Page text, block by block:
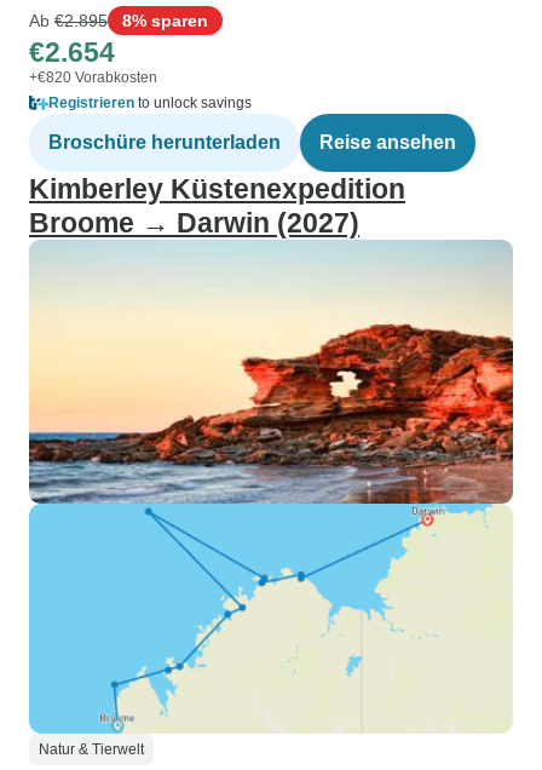
Ab €2.895 8% sparen
€2.654
+€820 Vorabkosten
Registrieren to unlock savings
Broschüre herunterladen Reise ansehen
Kimberley Küstenexpedition
Broome → Darwin (2027)
Natur & Tierwelt